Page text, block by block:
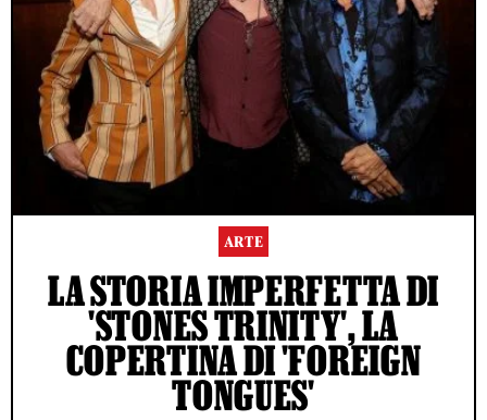
ARTE
LA STORIA IMPERFETTA DI
'STONES TRINITY', LA
COPERTINA DI 'FOREIGN
TONGUES'